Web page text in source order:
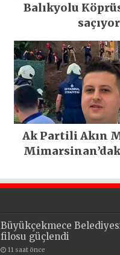
Balıkyolu
saçıyor
Ak Partili Akın
Büyükçekmece
filosu güçlendi
11 saat önce